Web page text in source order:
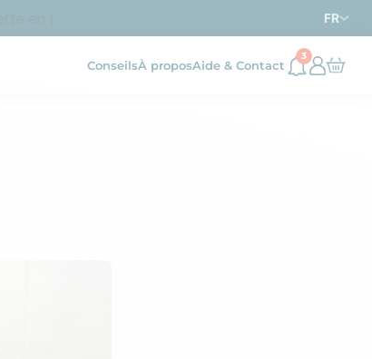
d’achat en France FR
ConseilsÀ proposAide & Contact
3